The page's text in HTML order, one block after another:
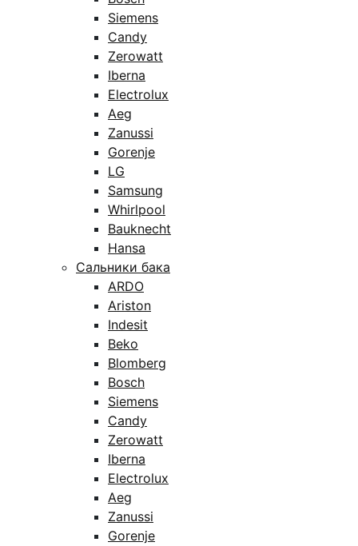
Siemens
Candy
Zerowatt
Iberna
Electrolux
Aeg
Zanussi
Gorenje
LG
Samsung
Whirlpool
Bauknecht
Hansa
Сальники бака
ARDO
Ariston
Indesit
Beko
Blomberg
Bosch
Siemens
Candy
Zerowatt
Iberna
Electrolux
Aeg
Zanussi
Gorenje